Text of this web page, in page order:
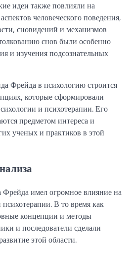
идеи также повлияли на
человеческого поведения,
сновидений и механизмов
снов были особенно
и изучения подсознательных
Фрейда в психологию строится
которые сформировали
и психотерапии. Его
предметом интереса и
ученых и практиков в этой
имел огромное влияние на
В то время как
концепции и методы
и последователи сделали
этой области.